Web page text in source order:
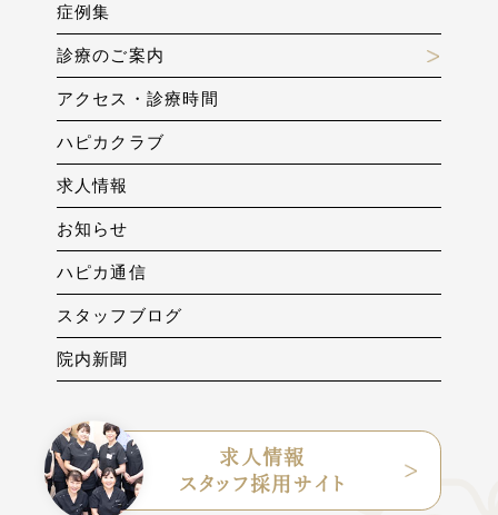
症例集
診療のご案内
アクセス・診療時間
ハピカクラブ
求人情報
お知らせ
ハピカ通信
スタッフブログ
院内新聞
求人情報
スタッフ採用サイト